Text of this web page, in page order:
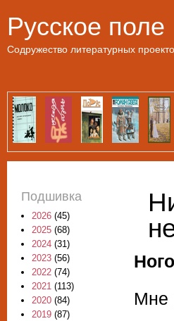
Русское поле
Содружество литературных
Мне
Подшивка
2026 (45)
2025 (68)
2024 (31)
2023 (56)
2022 (74)
2021 (113)
2020 (84)
2019 (87)